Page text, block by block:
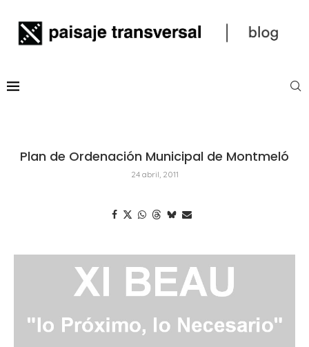
Plan de Ordenación Municipal de Montmeló
24 abril, 2011